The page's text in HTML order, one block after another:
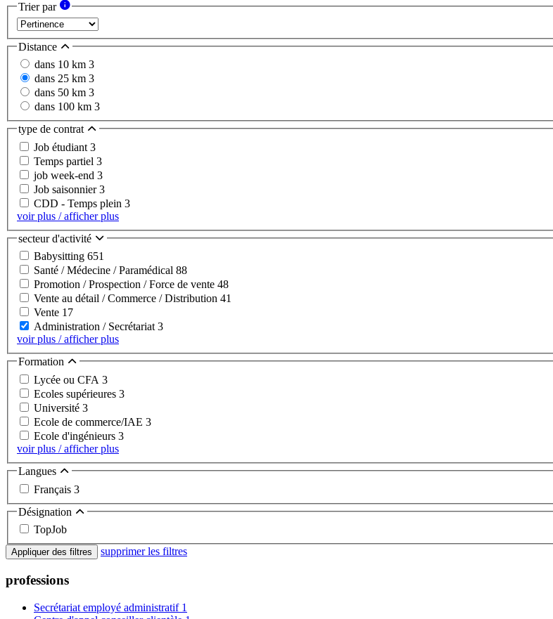
Trier par
Distance
dans 10 km 3
dans 25 km 3
dans 50 km 3
dans 100 km 3
type de contrat
Job étudiant 3
Temps partiel 3
job week-end 3
Job saisonnier3
CDD - Temps plein 3
voir plus / afficher plus
secteur d'activité
Babysitting 651
Santé / Médecine / Paramédical 88
Promotion / Prospection / Force de vente 48
Vente au détail / Commerce / Distribution 41
Vente 17
Administration / Secrétariat3
voir plus / afficher plus
Formation
Lycée ou CFA 3
Ecoles supérieures 3
Université 3
Ecole de commerce/IAE 3
Ecole d'ingénieurs 3
voir plus / afficher plus
Langues
Français 3
Désignation
TopJob
Appliquer des filtres supprimer les filtres
professions
Secrétariat employé administratif 1